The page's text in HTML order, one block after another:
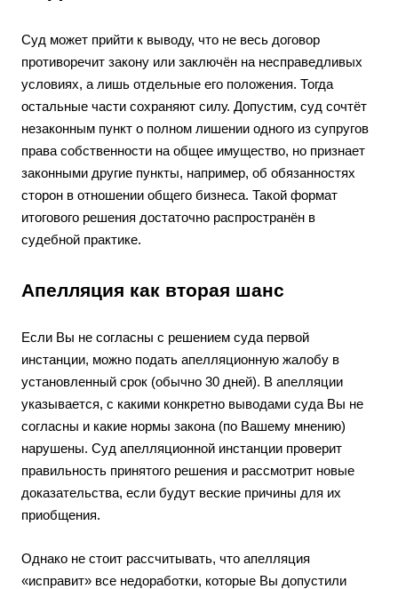
Суд может прийти к выводу, что не весь договор
противоречит закону или заключён на несправедливых
условиях, а лишь отдельные его положения. Тогда
остальные части сохраняют силу. Допустим, суд сочтёт
незаконным пункт о полном лишении одного из супругов
права собственности на общее имущество, но признает
законными другие пункты, например, об обязанностях
сторон в отношении общего бизнеса. Такой формат
итогового решения достаточно распространён в
судебной практике.
Апелляция как вторая шанс
Если Вы не согласны с решением суда первой
инстанции, можно подать апелляционную жалобу в
установленный срок (обычно 30 дней). В апелляции
указывается, с какими конкретно выводами суда Вы не
согласны и какие нормы закона (по Вашему мнению)
нарушены. Суд апелляционной инстанции проверит
правильность принятого решения и рассмотрит новые
доказательства, если будут веские причины для их
приобщения.
Однако не стоит рассчитывать, что апелляция
«исправит» все недоработки, которые Вы допустили